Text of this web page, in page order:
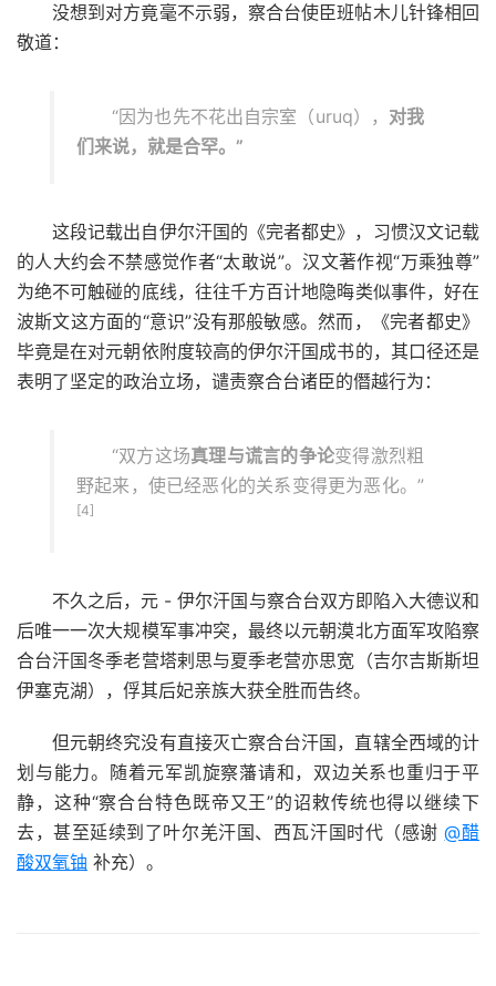
没想到对方竟毫不示弱，察合台使臣班帖木儿针锋相回
敬道：
“因为也先不花出自宗室（uruq）， 对我
们来说，就是合罕。”
这段记载出自伊尔汗国的《完者都史》，习惯汉文记载
的人大约会不禁感觉作者“太敢说”。汉文著作视“万乘独尊”
为绝不可触碰的底线，往往千方百计地隐晦类似事件，好在
波斯文这方面的“意识”没有那般敏感。然而，《完者都史》
毕竟是在对元朝依附度较高的伊尔汗国成书的，其口径还是
表明了坚定的政治立场，谴责察合台诸臣的僭越行为：
“双方这场真理与谎言的争论变得激烈粗
野起来，使已经恶化的关系变得更为恶化。”
[4]
不久之后，元 - 伊尔汗国与察合台双方即陷入大德议和
后唯一一次大规模军事冲突，最终以元朝漠北方面军攻陷察
合台汗国冬季老营塔剌思与夏季老营亦思宽（吉尔吉斯斯坦
伊塞克湖），俘其后妃亲族大获全胜而告终。
但元朝终究没有直接灭亡察合台汗国，直辖全西域的计
划与能力。随着元军凯旋察藩请和，双边关系也重归于平
静，这种“察合台特色既帝又王”的诏敕传统也得以继续下
去，甚至延续到了叶尔羌汗国、西瓦汗国时代（感谢@醋
酸双氧铀 补充）。